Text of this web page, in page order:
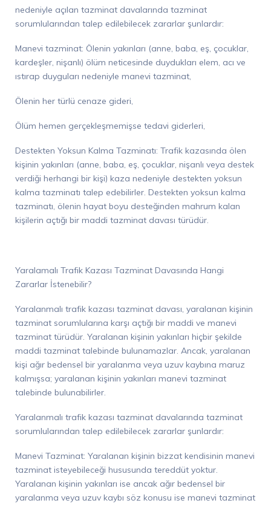
nedeniyle açılan tazminat davalarında tazminat
sorumlularından talep edilebilecek zararlar şunlardır:
Manevi tazminat: Ölenin yakınları (anne, baba, eş, çocuklar,
kardeşler, nişanlı) ölüm neticesinde duydukları elem, acı ve
ıstırap duyguları nedeniyle manevi tazminat,
Ölenin her türlü cenaze gideri,
Ölüm hemen gerçekleşmemişse tedavi giderleri,
Destekten Yoksun Kalma Tazminatı: Trafik kazasında ölen
kişinin yakınları (anne, baba, eş, çocuklar, nişanlı veya destek
verdiği herhangi bir kişi) kaza nedeniyle destekten yoksun
kalma tazminatı talep edebilirler. Destekten yoksun kalma
tazminatı, ölenin hayat boyu desteğinden mahrum kalan
kişilerin açtığı bir maddi tazminat davası türüdür.
Yaralamalı Trafik Kazası Tazminat Davasında Hangi
Zararlar İstenebilir?
Yaralanmalı trafik kazası tazminat davası, yaralanan kişinin
tazminat sorumlularına karşı açtığı bir maddi ve manevi
tazminat türüdür. Yaralanan kişinin yakınları hiçbir şekilde
maddi tazminat talebinde bulunamazlar. Ancak, yaralanan
kişi ağır bedensel bir yaralanma veya uzuv kaybına maruz
kalmışsa; yaralanan kişinin yakınları manevi tazminat
talebinde bulunabilirler.
Yaralanmalı trafik kazası tazminat davalarında tazminat
sorumlularından talep edilebilecek zararlar şunlardır:
Manevi Tazminat: Yaralanan kişinin bizzat kendisinin manevi
tazminat isteyebileceği hususunda tereddüt yoktur.
Yaralanan kişinin yakınları ise ancak ağır bedensel bir
yaralanma veya uzuv kaybı söz konusu ise manevi tazminat